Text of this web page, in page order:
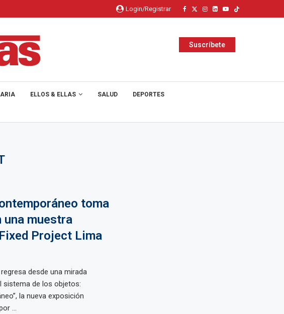
Login/Registrar
Suscríbete
ELLOS & ELLAS SALUD DEPORTES
toma
una muestra
Project Lima
desde una mirada
sistema de los objetos:
la nueva exposición
...